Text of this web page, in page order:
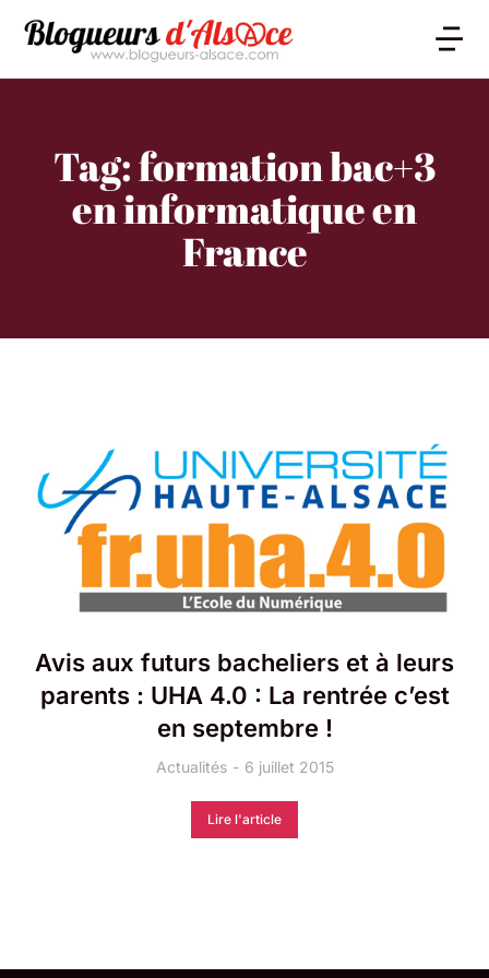
Tag: formation bac+3
en informatique en
France
Avis aux futurs bacheliers et à leurs
parents : UHA 4.0 : La rentrée c’est
en septembre !
Actualités 6 juillet 2015
Lire l'article